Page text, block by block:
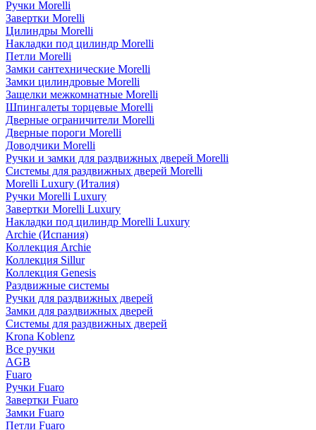
Ручки Morelli
Завертки Morelli
Цилиндры Morelli
Накладки под цилиндр Morelli
Петли Morelli
Замки сантехнические Morelli
Замки цилиндровые Morelli
Защелки межкомнатные Morelli
Шпингалеты торцевые Morelli
Дверные ограничители Morelli
Дверные пороги Morelli
Доводчики Morelli
Ручки и замки для раздвижных дверей Morelli
Системы для раздвижных дверей Morelli
Morelli Luxury (Италия)
Ручки Morelli Luxury
Завертки Morelli Luxury
Накладки под цилиндр Morelli Luxury
Archie (Испания)
Коллекция Archie
Коллекция Sillur
Коллекция Genesis
Раздвижные системы
Ручки для раздвижных дверей
Замки для раздвижных дверей
Системы для раздвижных дверей
Krona Koblenz
Все ручки
AGB
Fuaro
Ручки Fuaro
Завертки Fuaro
Замки Fuaro
Петли Fuaro